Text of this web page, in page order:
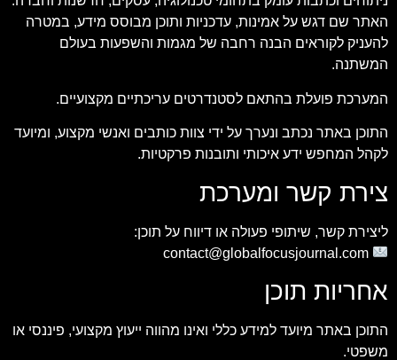
האתר שם דגש על אמינות, עדכניות ותוכן מבוסס מידע, במטרה
להעניק לקוראים הבנה רחבה של מגמות והשפעות בעולם
המשתנה.
המערכת פועלת בהתאם לסטנדרטים עריכתיים מקצועיים.
התוכן באתר נכתב ונערך על ידי צוות כותבים ואנשי מקצוע, ומיועד
לקהל המחפש ידע איכותי ותובנות פרקטיות.
צירת קשר ומערכת
ליצירת קשר, שיתופי פעולה או דיווח על תוכן:
contact@globalfocusjournal.com
אחריות תוכן
התוכן באתר מיועד למידע כללי ואינו מהווה ייעוץ מקצועי, פיננסי או
משפטי.